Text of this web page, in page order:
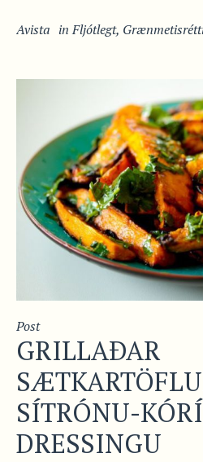
Avista inFljótlegt,
Post
GRILLAÐAR
SÍTRÓNU-
DRESSINGU